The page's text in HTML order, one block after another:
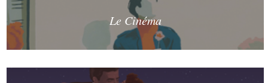
Le Cinéma